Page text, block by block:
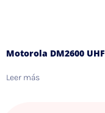
Motorola DM2600 UHF
Leer más